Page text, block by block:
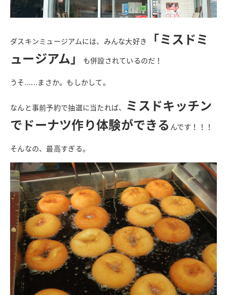
ダスキンミュージアムには、みんな大好き
「ミスドミ
ュージアム」
も併設されているのだ！
うそ......まさか。もしかして。
なんと事前予約で抽選に当たれば、 ミスドキッチン
でドーナツ作り体験ができる んです！！！
そんなの、最高すぎる。